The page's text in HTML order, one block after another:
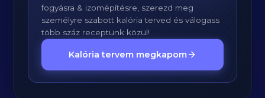
fogyásra & izomépítésre, szerezd meg
személyre szabott kalória terved és válogass
több száz receptünk közül!
Kalória tervem megkapom